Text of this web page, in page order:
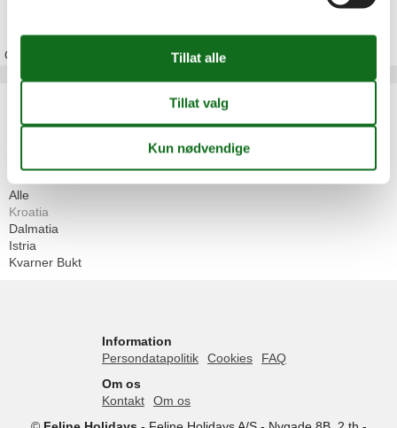
Om
Alle
Geografiske områder
Alle
Kroatia
Dalmatia
Istria
Kvarner Bukt
Information
Persondatapolitik
Cookies
FAQ
Om os
Kontakt
Om os